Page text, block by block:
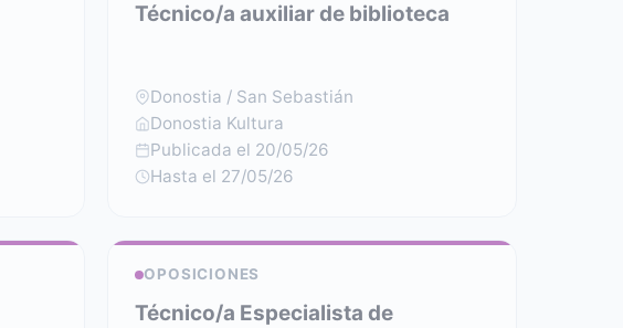
Técnico/a auxiliar de biblioteca
Donostia / San Sebastián
Donostia Kultura
Publicada el 20/05/26
Hasta el 27/05/26
OPOSICIONES
Técnico/a Especialista de